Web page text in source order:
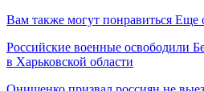
Вам также могут понравиться Еще
Российские военные освободили
в Харьковской области